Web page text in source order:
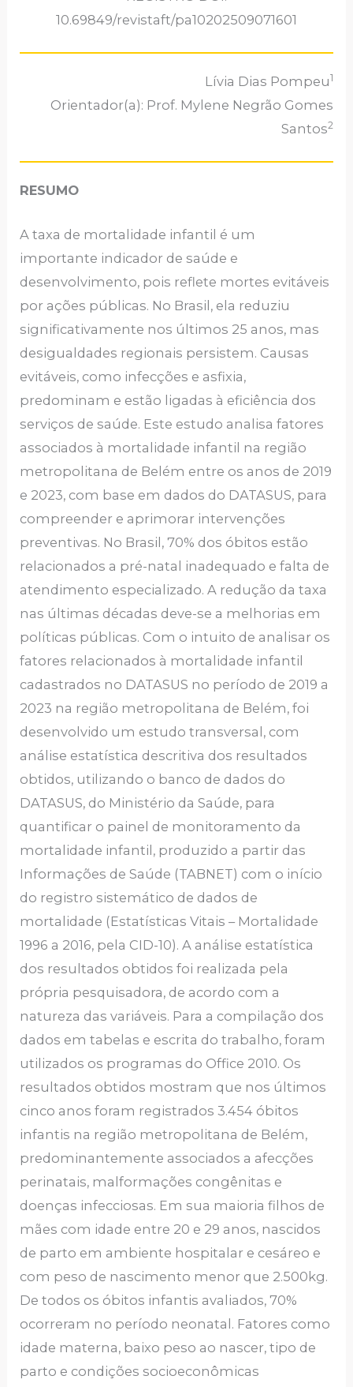
10.69849/revistaft/pa10202509071601
Lívia Dias Pompeu1
Orientador(a): Prof. Mylene Negrão Gomes
Santos2
RESUMO
A taxa de mortalidade infantil é um
importante indicador de saúde e
desenvolvimento, pois reflete mortes evitáveis
por ações públicas. No Brasil, ela reduziu
significativamente nos últimos 25 anos, mas
desigualdades regionais persistem. Causas
evitáveis, como infecções e asfixia,
predominam e estão ligadas à eficiência dos
serviços de saúde. Este estudo analisa fatores
associados à mortalidade infantil na região
metropolitana de Belém entre os anos de 2019
e 2023, com base em dados do DATASUS, para
compreender e aprimorar intervenções
preventivas. No Brasil, 70% dos óbitos estão
relacionados a pré-natal inadequado e falta de
atendimento especializado. A redução da taxa
nas últimas décadas deve-se a melhorias em
políticas públicas. Com o intuito de analisar os
fatores relacionados à mortalidade infantil
cadastrados no DATASUS no período de 2019 a
2023 na região metropolitana de Belém, foi
desenvolvido um estudo transversal, com
análise estatística descritiva dos resultados
obtidos, utilizando o banco de dados do
DATASUS, do Ministério da Saúde, para
quantificar o painel de monitoramento da
mortalidade infantil, produzido a partir das
Informações de Saúde (TABNET) com o início
do registro sistemático de dados de
mortalidade (Estatísticas Vitais – Mortalidade
1996 a 2016, pela CID-10). A análise estatística
dos resultados obtidos foi realizada pela
própria pesquisadora, de acordo com a
natureza das variáveis. Para a compilação dos
dados em tabelas e escrita do trabalho, foram
utilizados os programas do Office 2010. Os
resultados obtidos mostram que nos últimos
cinco anos foram registrados 3.454 óbitos
infantis na região metropolitana de Belém,
predominantemente associados a afecções
perinatais, malformações congênitas e
doenças infecciosas. Em sua maioria filhos de
mães com idade entre 20 e 29 anos, nascidos
de parto em ambiente hospitalar e cesáreo e
com peso de nascimento menor que 2.500kg.
De todos os óbitos infantis avaliados, 70%
ocorreram no período neonatal. Fatores como
idade materna, baixo peso ao nascer, tipo de
parto e condições socioeconômicas